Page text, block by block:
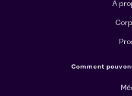
Á
Comment